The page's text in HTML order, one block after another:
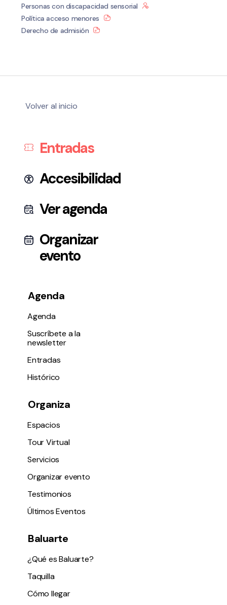
Personas con discapacidad sensorial
Política acceso menores
Derecho de admisión
Volver al inicio
Entradas
Accesibilidad
Ver agenda
Organizar
evento
Agenda
Agenda
Suscríbete a la
newsletter
Entradas
Histórico
Organiza
Espacios
Tour Virtual
Servicios
Organizar evento
Testimonios
Últimos Eventos
Baluarte
¿Qué es Baluarte?
Taquilla
Cómo llegar